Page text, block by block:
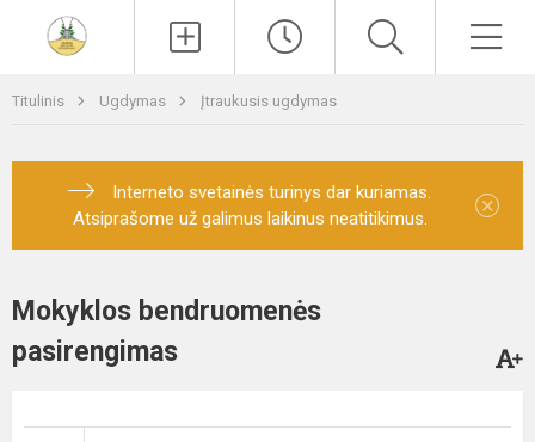
Titulinis Ugdymas Įtraukusis ugdymas
Interneto svetainės turinys dar kuriamas.
Atsiprašome už galimus laikinus neatitikimus.
×
Mokyklos bendruomenės
pasirengimas